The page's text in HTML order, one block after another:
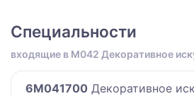
Специальности
входящие в M042 Декоративное
6M041700 Декоративное